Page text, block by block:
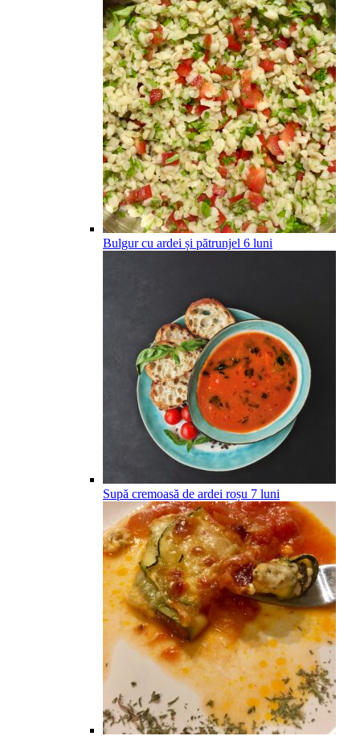
Bulgur cu ardei și pătrunjel 6 luni
Supă cremoasă de ardei roșu 7 luni